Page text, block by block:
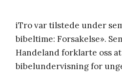
iTro var tilstede under
bibeltime: Forsakelse».
Handeland forklarte oss
bibelundervisning for